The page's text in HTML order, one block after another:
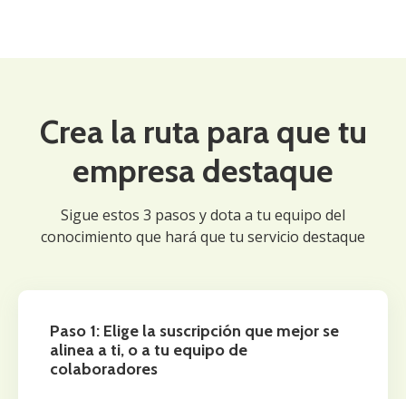
Crea la ruta para que tu
empresa destaque
Sigue estos 3 pasos y dota a tu equipo del
conocimiento que hará que tu servicio destaque
Paso 1: Elige la suscripción que mejor se
alinea a ti, o a tu equipo de
colaboradores